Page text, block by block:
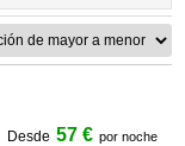
Desde 57 € por noche